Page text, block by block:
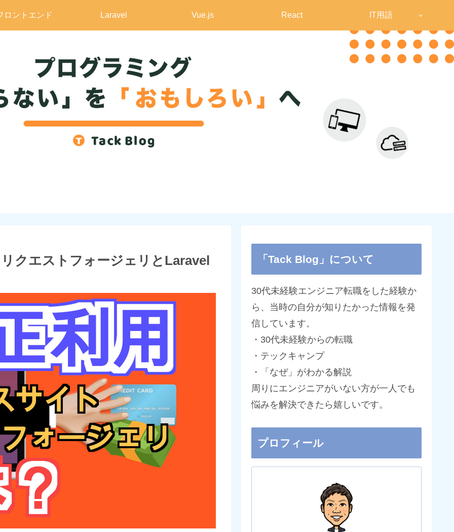
ロントエンド Laravel Vue.js React IT用語
クエストフォージェリとLaravel 「Tack Blog」について
30代未経験エンジニア転職をした経験か
ら、当時の自分が知りたかった情報を発
信しています。
・30代未経験からの転職
・テックキャンプ
・「なぜ」がわかる解説
周りにエンジニアがいない方が一人でも
悩みを解決できたら嬉しいです。
プロフィール